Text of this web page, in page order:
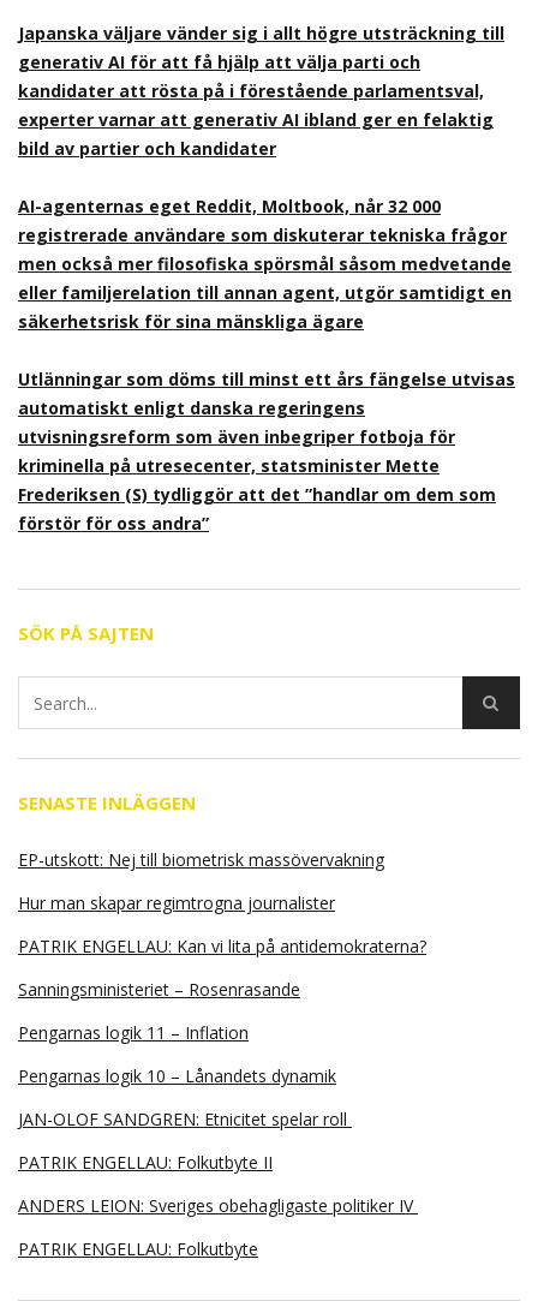
Japanska väljare vänder sig i allt högre utsträckning till
generativ AI för att få hjälp att välja parti och
kandidater att rösta på i förestående parlamentsval,
experter varnar att generativ AI ibland ger en felaktig
bild av partier och kandidater
AI-agenternas eget Reddit, Moltbook, når 32 000
registrerade användare som diskuterar tekniska frågor
men också mer filosofiska spörsmål såsom medvetande
eller familjerelation till annan agent, utgör samtidigt en
säkerhetsrisk för sina mänskliga ägare
Utlänningar som döms till minst ett års fängelse utvisas
automatiskt enligt danska regeringens
utvisningsreform som även inbegriper fotboja för
kriminella på utresecenter, statsminister Mette
Frederiksen (S) tydliggör att det ”handlar om dem som
förstör för oss andra”
SÖK PÅ SAJTEN
SENASTE INLÄGGEN
EP-utskott: Nej till biometrisk massövervakning
Hur man skapar regimtrogna journalister
PATRIK ENGELLAU: Kan vi lita på antidemokraterna?
Sanningsministeriet – Rosenrasande
Pengarnas logik 11 – Inflation
Pengarnas logik 10 – Lånandets dynamik
JAN-OLOF SANDGREN: Etnicitet spelar roll
PATRIK ENGELLAU: Folkutbyte II
ANDERS LEION: Sveriges obehagligaste politiker IV
PATRIK ENGELLAU: Folkutbyte